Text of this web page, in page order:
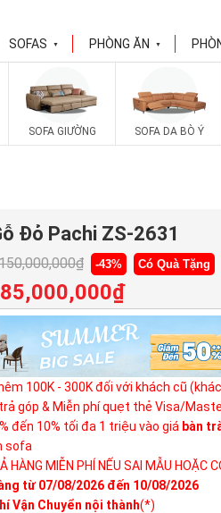
SOFAS ▼ PHÒNG ĂN ▼
SOFA GIƯỜNG SOFA DA BÒ Ý
Đỏ Pachi ZS-2631
₫ -43% Có Quà Tặng
85,000,000₫
100K - 300K đối với khách cũ
góp & Miễn phí quẹt thẻ Visa/
đến 10% tối đa 1 triệu vào giá bàn
sofa
HÀNG MIỄN PHÍ NẾU SAI MẪU HOẶC
từ 07/08/2026 đến 10/08/2026
Vận Chuyển nội thành(*)